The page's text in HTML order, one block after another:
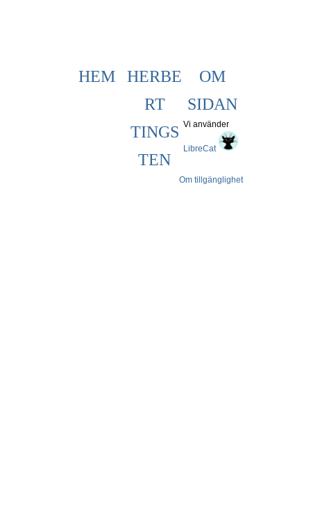
HEM
HERBE
RT
TINGS
TEN
OM
SIDAN
Om tillgänglighet
Vi använder
LibreCat